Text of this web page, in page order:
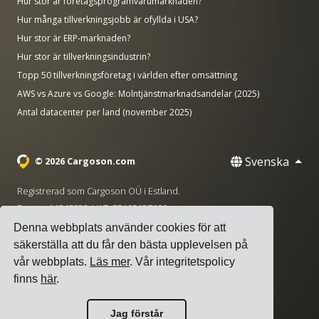
Denna webbplats använder cookies för att
säkerställa att du får den bästa upplevelsen på
vår webbplats. Läs mer. Vår integritetspolicy
finns här.
Jag förstår
Hur många tillverkningsjobb är ofyllda i USA?
Hur stor är ERP-marknaden?
Hur stor är tillverkningsindustrin?
Topp 50 tillverkningsföretag i världen efter omsättning
AWS vs Azure vs Google: Molntjänstmarknadsandelar (2025)
Antal datacenter per land (november 2025)
© 2026 Cargoson.com Svenska
Registrerad som Cargoson OÜ i Estland.
Reg nr: 14545832. VAT: EE102137680.
Huvudkontor: Pärnu mnt. 141, 11314 Tallinn, Estland
+372 5555 0028 · hello@cargoson.com
Användarvillkor